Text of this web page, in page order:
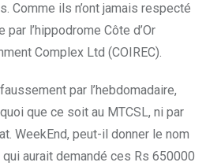
Comme ils n’ont jamais respecté
l’hippodrome Côte d’Or
Complex Ltd (COIREC).
par l’hebdomadaire,
que ce soit au MTCSL, ni par
WeekEnd, peut-il donner le nom
aurait demandé ces Rs 650000